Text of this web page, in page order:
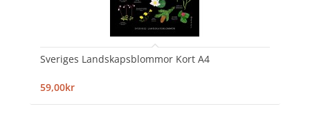
Sveriges Landskapsblommor Kort A4
59,00kr